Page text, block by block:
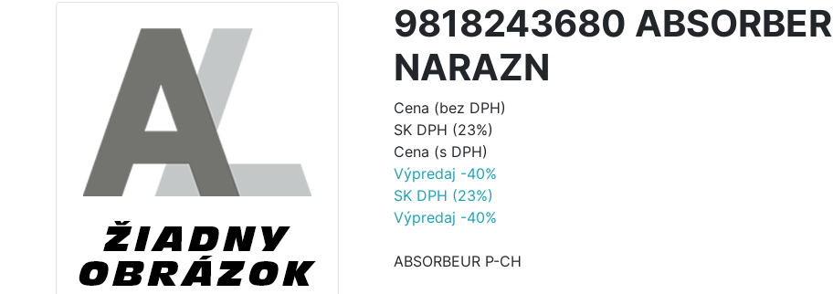
9818243680 ABSORBER
NARAZN
Cena (bez DPH)
SK DPH (23%)
Cena (s DPH)
Výpredaj -40%
SK DPH (23%)
Výpredaj -40%
ABSORBEUR P-CH